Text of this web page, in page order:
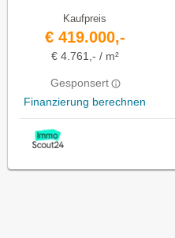
Kaufpreis
€ 419.000,-
€ 4.761,- / m²
Gesponsert
Finanzierung berechnen